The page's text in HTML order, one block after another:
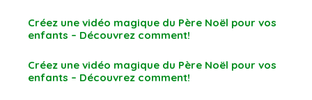
Créez une vidéo magique du Père Noël pour vos
enfants – Découvrez comment!
Créez une vidéo magique du Père Noël pour vos
enfants – Découvrez comment!